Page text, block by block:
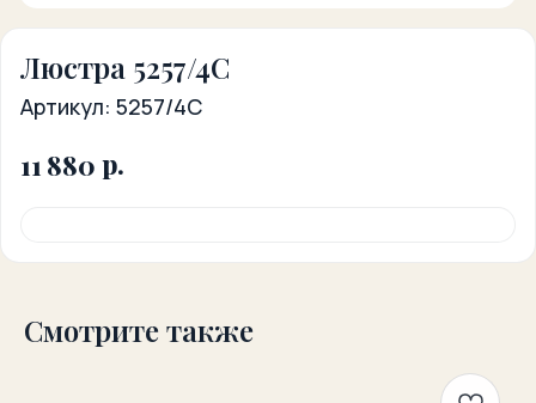
Люстра 5257/4C
Артикул: 5257/4C
11 880 р.
Смотрите также